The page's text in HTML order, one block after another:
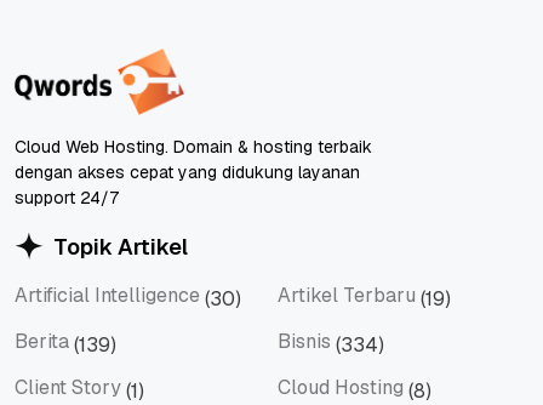
Cloud Web Hosting. Domain & hosting terbaik
dengan akses cepat yang didukung layanan
support 24/7
Topik Artikel
Artificial Intelligence (30) Artikel Terbaru (19)
Berita(139) Bisnis (334)
Client Story(1) Cloud Hosting (8)